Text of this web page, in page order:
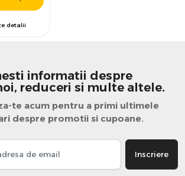
detalii
informatii despre
reduceri si multe altele.
te acum pentru a primi ultimele
despre promotii si cupoane.
Inscriere